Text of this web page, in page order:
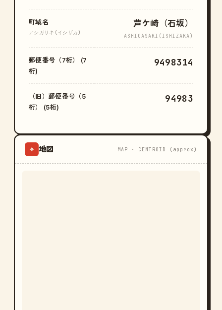
町域名
アシガサキ(イシザカ)
芦ケ崎（石坂）
ASHIGASAKI(ISHIZAKA)
郵便番号（7桁） (7
桁)
9498314
（旧）郵便番号（5
桁） (5桁)
94983
⌖ 地図 MAP · CENTROID (approx)